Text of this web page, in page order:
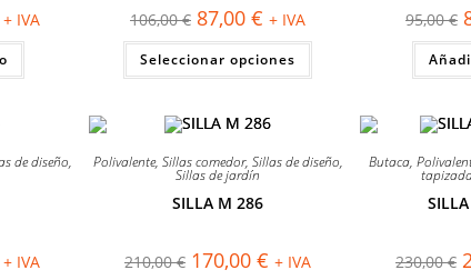
El
precio
€.
+ IVA 106,00€ El
precio
original
era:
106,00 €.
87,00 € El
precio
actual
es:
87,00 €.
+ IVA
Seleccionar opciones
Este
tiene
se
pueden
95,00€
de diseño,
El
precio
+ IVA
Polivalente, Sillas comedor, Sillas de diseño,
Sillas de jardín
SILLA M 286
210,00€ El
precio
170,00 € El
precio
+ IVA
Butaca,
230,00€ El